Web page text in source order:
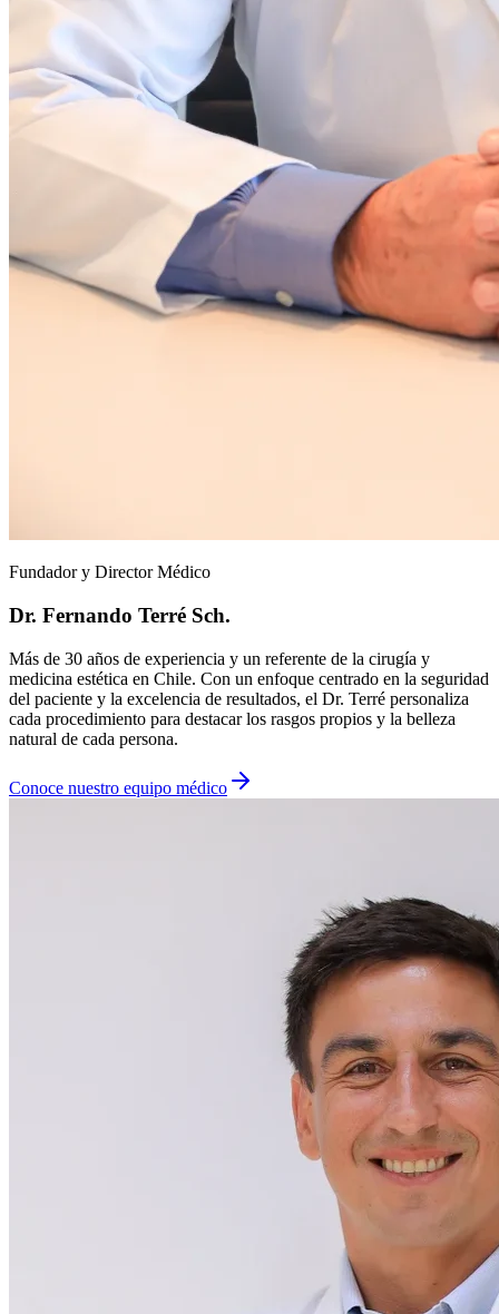
Fundador y Director Médico
Dr. Fernando Terré Sch.
Más de 30 años de experiencia y un referente de la cirugía y
medicina estética en Chile. Con un enfoque centrado en la seguridad
del paciente y la excelencia de resultados, el Dr. Terré personaliza
cada procedimiento para destacar los rasgos propios y la belleza
natural de cada persona.
Conoce nuestro equipo médico